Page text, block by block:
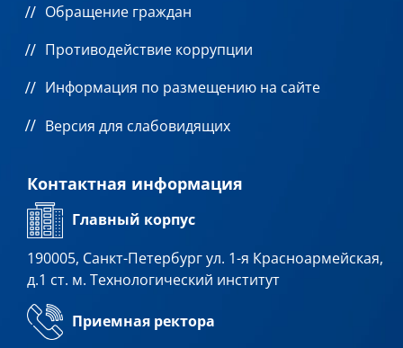
Обращение граждан
Противодействие коррупции
Информация по размещению на сайте
Версия для слабовидящих
Контактная информация
Главный корпус
190005, Санкт-Петербург ул. 1-я Красноармейская,
д.1 ст. м. Технологический институт
Приемная ректора